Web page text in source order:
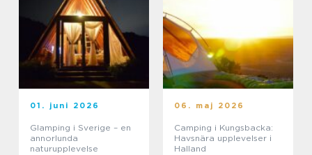
01. juni 2026
Glamping i Sverige – en
annorlunda
naturupplevelse
06. maj 2026
Camping i Kungsbacka:
Havsnära upplevelser i
Halland